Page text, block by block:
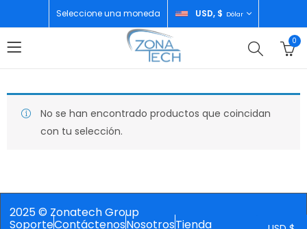
Seleccione una moneda USD, $ Dólar
0
No se han encontrado productos que coincidan
con tu selección.
2025 © Zonatech Group
SoporteContáctenosNosotrosTienda